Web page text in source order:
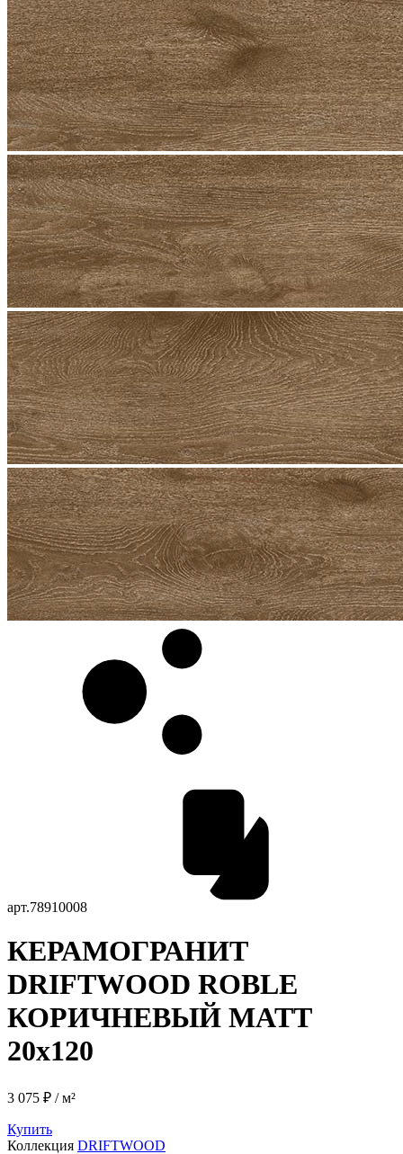
арт.78910008
КЕРАМОГРАНИТ
DRIFTWOOD ROBLE
КОРИЧНЕВЫЙ MATT
20x120
3 075 ₽ / м²
Купить
Коллекция DRIFTWOOD